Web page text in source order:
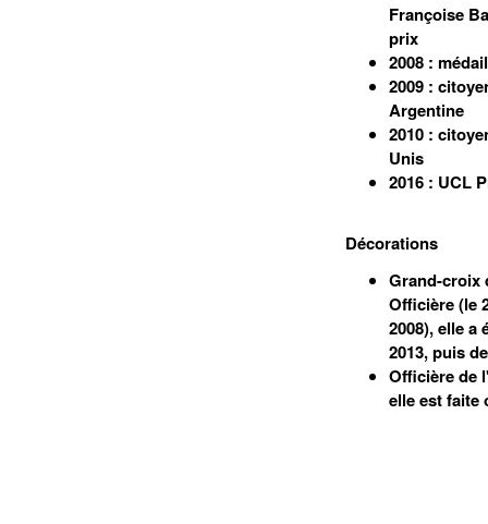
Françoise
prix
2008 :
2009 :
Argentine
2010 :
Unis
2016 : UCL
Décorations
Grand-croix
Officière (le
2008), elle a
2013, puis
Officière de
elle est faite